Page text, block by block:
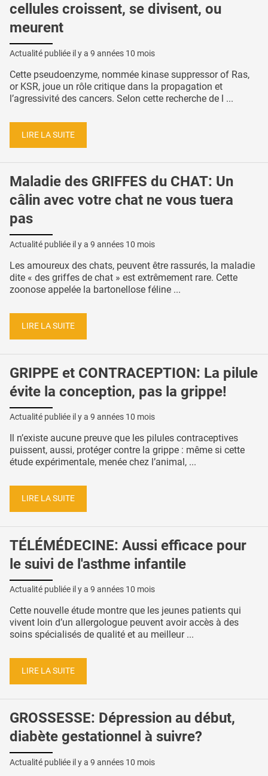
cellules croissent, se divisent, ou
meurent
Actualité publiée il y a 9 années 10 mois
Cette pseudoenzyme, nommée kinase suppressor of Ras,
or KSR, joue un rôle critique dans la propagation et
l’agressivité des cancers. Selon cette recherche de l ...
LIRE LA SUITE
Maladie des GRIFFES du CHAT: Un
câlin avec votre chat ne vous tuera
pas
Actualité publiée il y a 9 années 10 mois
Les amoureux des chats, peuvent être rassurés, la maladie
dite « des griffes de chat » est extrêmement rare. Cette
zoonose appelée la bartonellose féline ...
LIRE LA SUITE
GRIPPE et CONTRACEPTION: La pilule
évite la conception, pas la grippe!
Actualité publiée il y a 9 années 10 mois
Il n’existe aucune preuve que les pilules contraceptives
puissent, aussi, protéger contre la grippe : même si cette
étude expérimentale, menée chez l’animal, ...
LIRE LA SUITE
TÉLÉMÉDECINE: Aussi efficace pour
le suivi de l'asthme infantile
Actualité publiée il y a 9 années 10 mois
Cette nouvelle étude montre que les jeunes patients qui
vivent loin d’un allergologue peuvent avoir accès à des
soins spécialisés de qualité et au meilleur ...
LIRE LA SUITE
GROSSESSE: Dépression au début,
diabète gestationnel à suivre?
Actualité publiée il y a 9 années 10 mois